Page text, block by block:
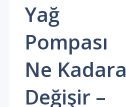
Yağ
Pompası
Ne Kadara
Değişir –